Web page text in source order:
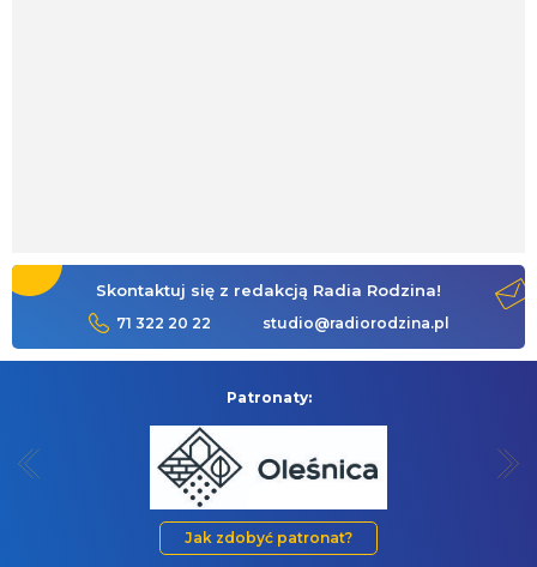
Skontaktuj się z redakcją Radia Rodzina!
71 322 20 22 studio@radiorodzina.pl
Patronaty:
Jak zdobyć patronat?